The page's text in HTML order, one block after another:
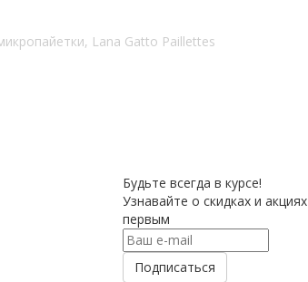
Lana Gatto Paillettes
Будьте всегда в курсе!
Узнавайте о скидках и акциях
первым